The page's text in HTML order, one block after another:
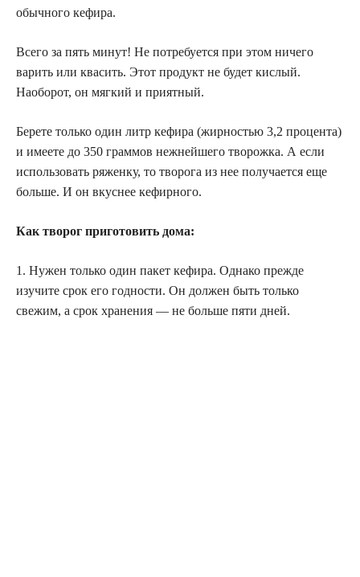
обычного кефира.
Всего за пять минут! Не потребуется при этом ничего
варить или квасить. Этот продукт не будет кислый.
Наоборот, он мягкий и приятный.
Берете только один литр кефира (жирностью 3,2 процента)
и имеете до 350 граммов нежнейшего творожка. А если
использовать ряженку, то творога из нее получается еще
больше. И он вкуснее кефирного.
Как творог приготовить дома:
1. Нужен только один пакет кефира. Однако прежде
изучите срок его годности. Он должен быть только
свежим, а срок хранения — не больше пяти дней.